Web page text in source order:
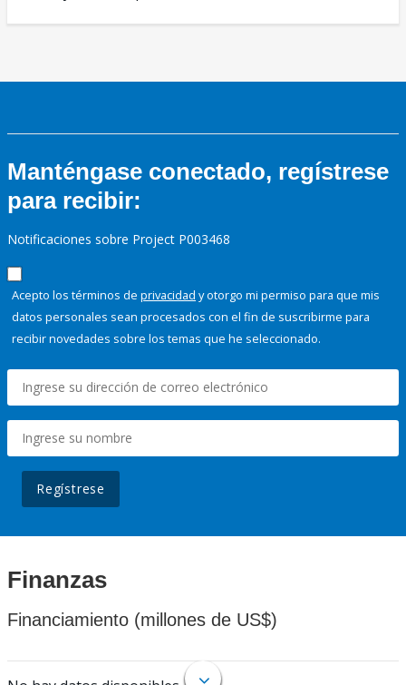
Manténgase conectado, regístrese
para recibir:
Notificaciones sobre Project P003468
Acepto los términos de privacidad y otorgo mi permiso para que mis
datos personales sean procesados con el fin de suscribirme para
recibir novedades sobre los temas que he seleccionado.
Regístrese
Finanzas
Financiamiento (millones de US$)